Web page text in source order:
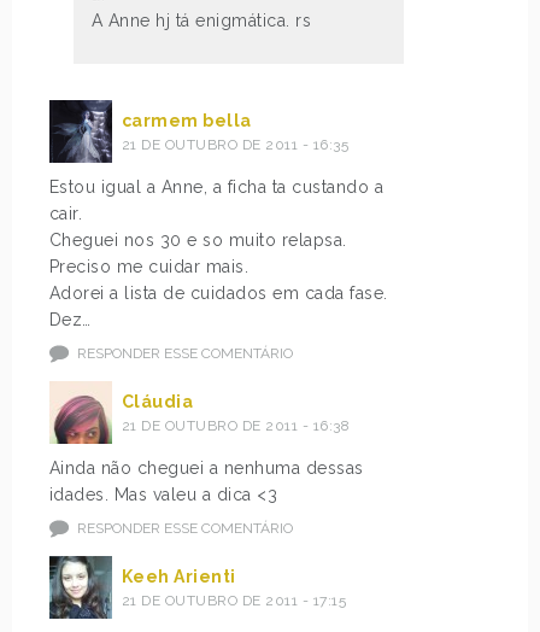
A Anne hj tá enigmática. rs
carmem bella
21 DE OUTUBRO DE 2011 - 16:35
Estou igual a Anne, a ficha ta custando a
cair.
Cheguei nos 30 e so muito relapsa.
Preciso me cuidar mais.
Adorei a lista de cuidados em cada fase.
Dez…
RESPONDER ESSE COMENTÁRIO
Cláudia
21 DE OUTUBRO DE 2011 - 16:38
Ainda não cheguei a nenhuma dessas
idades. Mas valeu a dica <3
RESPONDER ESSE COMENTÁRIO
Keeh Arienti
21 DE OUTUBRO DE 2011 - 17:15